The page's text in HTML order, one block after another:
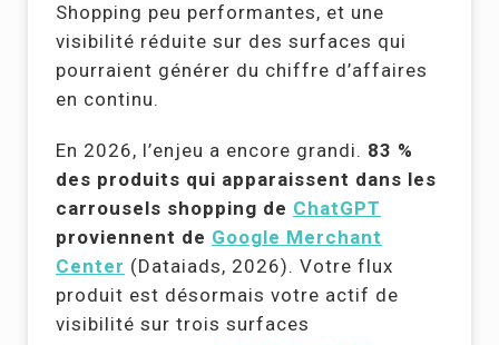
Shopping peu performantes, et une
visibilité réduite sur des surfaces qui
pourraient générer du chiffre d’affaires
en continu.
En 2026, l’enjeu a encore grandi. 83 %
des produits qui apparaissent dans les
carrousels shopping de ChatGPT
proviennent de Google Merchant
Center (Dataiads, 2026). Votre flux
produit est désormais votre actif de
visibilité sur trois surfaces